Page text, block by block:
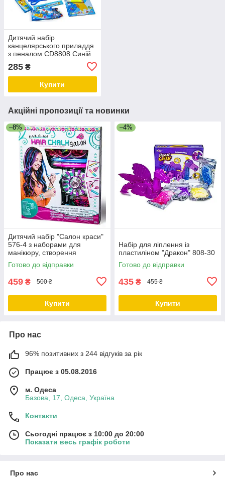
Дитячий набір
канцелярського приладдя
з пеналом CD8808 Синій
285 ₴
Купити
Акційні пропозиції та новинки
–8%
Дитячий набір "Салон краси"
576-4 з наборами для
манікюру, створення
браслетів, прикрас для
волосся
Готово до відправки
459 ₴ 500 ₴
Купити
–4%
Набір для ліплення із
пластиліном "Дракон" 808-30
Готово до відправки
435 ₴ 455 ₴
Купити
Про нас
96% позитивних з 244 відгуків за рік
Працює з 05.08.2016
м. Одеса
Базова, 17, Одеса, Україна
Контакти
Сьогодні працює з 10:00 до 20:00
Показати весь графік роботи
Про нас